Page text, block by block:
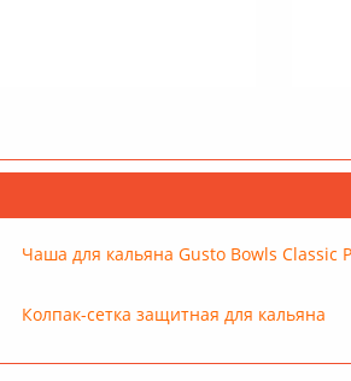
Чаша для кальяна Gusto Bowls Classic
Колпак-сетка защитная для кальяна